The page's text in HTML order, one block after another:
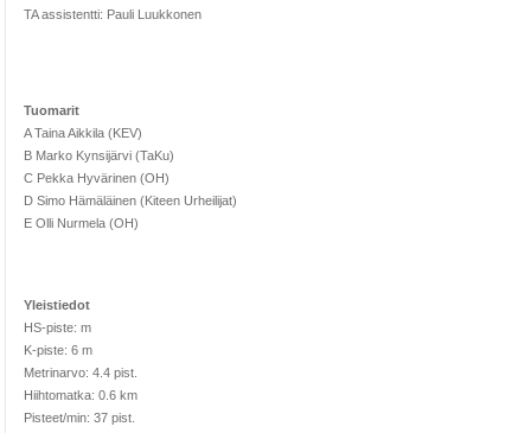
TA assistentti: Pauli Luukkonen
Tuomarit
A Taina Aikkila (KEV)
B Marko Kynsijärvi (TaKu)
C Pekka Hyvärinen (OH)
D Simo Hämäläinen (Kiteen Urheilijat)
E Olli Nurmela (OH)
Yleistiedot
HS-piste: m
K-piste: 6 m
Metrinarvo: 4.4 pist.
Hiihtomatka: 0.6 km
Pisteet/min: 37 pist.